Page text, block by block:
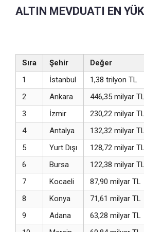
ALTIN MEVDUATI EN
Sıra Şehir
Değer
1
İstanbul
1,38 trilyon TL
2
Ankara
446,35 milyar
3
İzmir
230,22 milyar
4
Antalya
132,32 milyar
5
Yurt Dışı
128,72 milyar
6
Bursa
122,38 milyar
7
Kocaeli
87,90 milyar TL
8
Konya
71,61 milyar TL
9
Adana
63,28 milyar TL